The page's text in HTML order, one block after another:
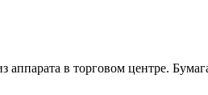
в торговом центре.